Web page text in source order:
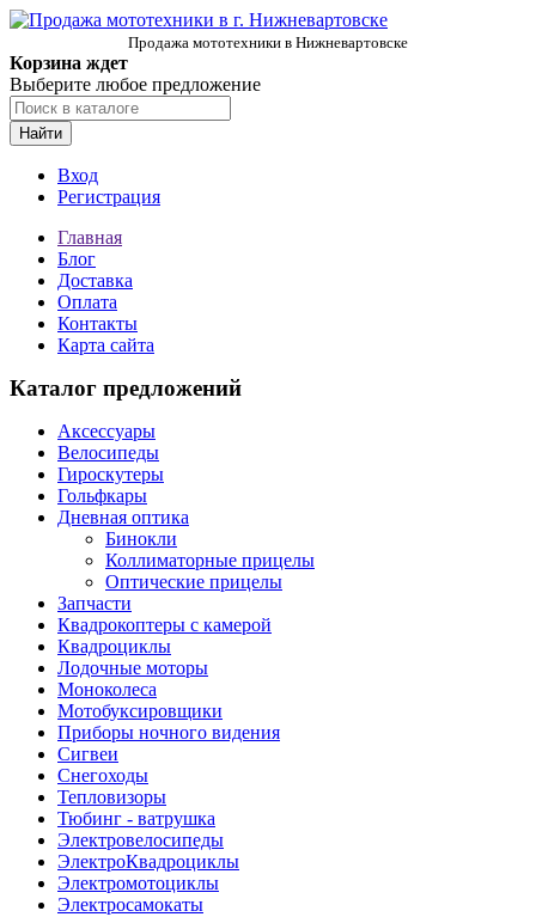
Продажа мототехники в Нижневартовске
Корзина ждет
Выберите любое предложение
Найти
Вход
Регистрация
Главная
Блог
Доставка
Оплата
Контакты
Карта сайта
Каталог предложений
Аксессуары
Велосипеды
Гироскутеры
Гольфкары
Дневная оптика
Бинокли
Коллиматорные прицелы
Оптические прицелы
Запчасти
Квадрокоптеры с камерой
Квадроциклы
Лодочные моторы
Моноколеса
Мотобуксировщики
Приборы ночного видения
Сигвеи
Снегоходы
Тепловизоры
Тюбинг - ватрушка
Электровелосипеды
ЭлектроКвадроциклы
Электромотоциклы
Электросамокаты